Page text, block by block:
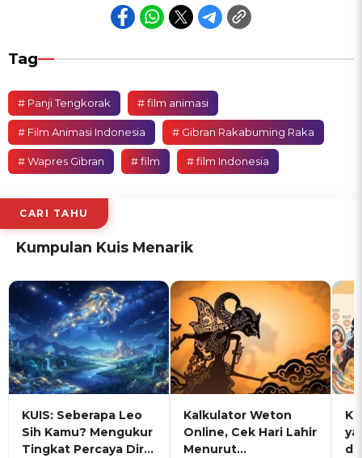
Tag
# Panji Tengkorak # film animasi
# Film Animasi Indonesia # Gibran Rakabuming Raka
# Wapres Gibran # film # film Indonesia
CARI TAHU
Kumpulan Kuis Menarik
KUIS: Seberapa Leo
Sih Kamu? Mengukur
Tingkat Percaya Diri
Kalkulator Weton
Online, Cek Hari Lahir
Menurut